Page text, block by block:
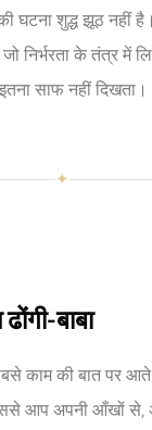
घटना शुद्ध झूठ नहीं
के तंत्र में
साफ नहीं दिखता।
✦
बाबा
काम की बात पर
आप अपनी आँखों